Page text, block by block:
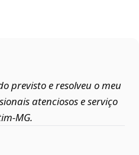
previsto e resolveu o meu
atenciosos e serviço